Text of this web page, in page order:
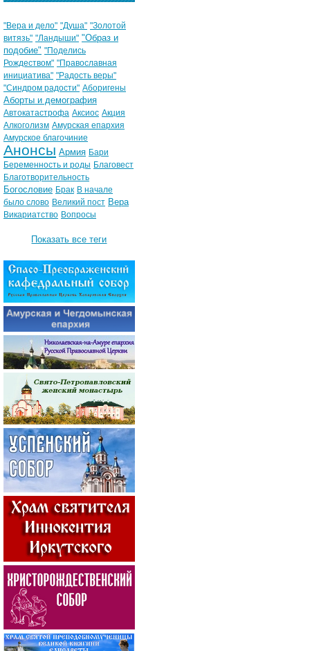
"Вера и дело" "Душа" "Золотой
витязь" "Ландыши" "Образ и
подобие" "Поделись
Рождеством" "Православная
инициатива" "Радость веры"
"Синдром радости" Аборигены
Аборты и демография
Автокатастрофа Аксиос Акция
Алкоголизм Амурская епархия
Амурское благочиние
Анонсы Армия Бари
Беременность и роды Благовест
Благотворительность
Богословие Брак В начале
было слово Великий пост Вера
Викариатство Вопросы
Показать все теги